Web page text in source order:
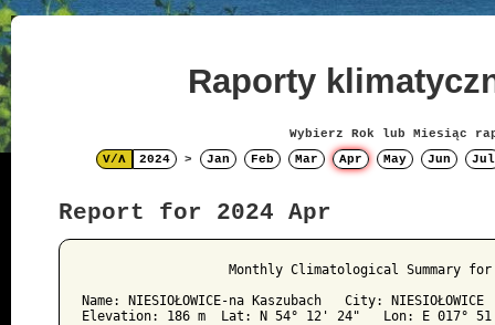
Raporty
Wybierz Rok lub Miesiąc
V/Λ
2024 > Jan Feb Mar Apr May Jun Jul
Report for 2024 Apr
Monthly Climatological Summary for
Name: NIESIOŁOWICE-na Kaszubach   City:
Elevation: 186 m  Lat: N 54° 12' 24"   Lon: E 017°